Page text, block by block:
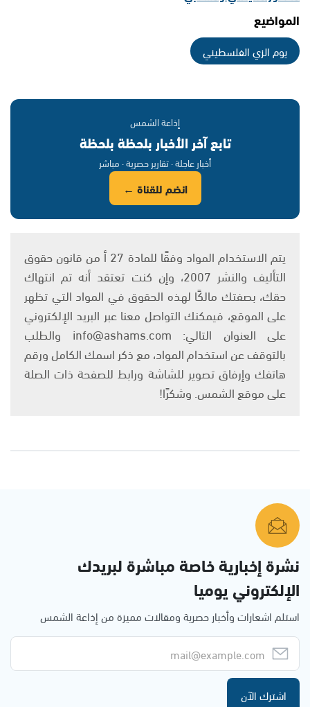
المواضيع
يوم الزي الفلسطيني
إذاعة الشمس
تابع آخر الأخبار بلحظة بلحظة
أخبار عاجلة · تقارير حصرية · مباشر
انضم للقناة ←
يتم الاستخدام المواد وفقًا للمادة 27 أ من قانون حقوق
التأليف والنشر 2007، وإن كنت تعتقد أنه تم انتهاك
حقك، بصفتك مالكًا لهذه الحقوق في المواد التي تظهر
على الموقع، فيمكنك التواصل معنا عبر البريد الإلكتروني
على العنوان التالي: info@ashams.com والطلب
بالتوقف عن استخدام المواد، مع ذكر اسمك الكامل ورقم
هاتفك وإرفاق تصوير للشاشة ورابط للصفحة ذات الصلة
على موقع الشمس. وشكرًا!
نشرة إخبارية خاصة مباشرة لبريدك
الإلكتروني يوميا
استلم اشعارات وأخبار حصرية ومقالات مميزة من إذاعة الشمس
اشترك الآن